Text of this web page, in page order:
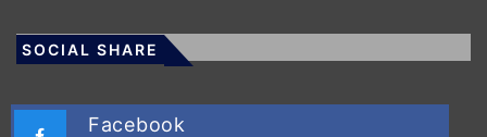
SOCIAL SHARE
Facebook